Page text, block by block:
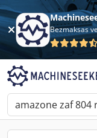
Bezmaksas